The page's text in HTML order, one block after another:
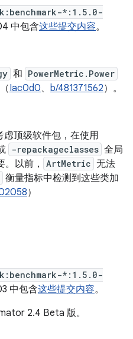
*:1.5.0-
中包含这些提交内容。
和 PowerMetric.Power
（Iac0d0、 b/481371562）。
虑顶级软件包，在使用
-repackageclasses 全局
以前，
ArtMetric 无法
衡量指标中检测到这些类加
）
*:1.5.0-
中包含这些提交内容。
2.4 Beta 版。